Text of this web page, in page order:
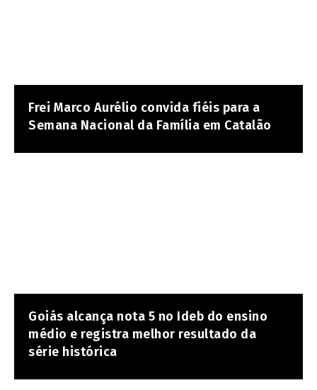
Frei Marco Aurélio convida fiéis para a
Semana Nacional da Família em Catalão
Goiás alcança nota 5 no Ideb do ensino
médio e registra melhor resultado da
série histórica